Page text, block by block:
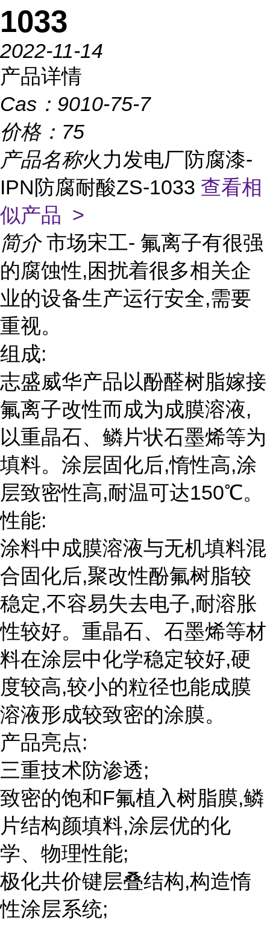
1033
2022-11-14
产品详情
Cas： 9010-75-7
价格： 75
产品名称火力发电厂防腐漆-
IPN防腐耐酸ZS-1033 查看相
似产品 >
简介 市场宋工- 氟离子有很强
的腐蚀性,困扰着很多相关企
业的设备生产运行安全,需要
重视。
组成:
志盛威华产品以酚醛树脂嫁接
氟离子改性而成为成膜溶液,
以重晶石、鳞片状石墨烯等为
填料。涂层固化后,惰性高,涂
层致密性高,耐温可达150℃。
性能:
涂料中成膜溶液与无机填料混
合固化后,聚改性酚氟树脂较
稳定,不容易失去电子,耐溶胀
性较好。重晶石、石墨烯等材
料在涂层中化学稳定较好,硬
度较高,较小的粒径也能成膜
溶液形成较致密的涂膜。
产品亮点:
三重技术防渗透;
致密的饱和F氟植入树脂膜,鳞
片结构颜填料,涂层优的化
学、物理性能;
极化共价键层叠结构,构造惰
性涂层系统;